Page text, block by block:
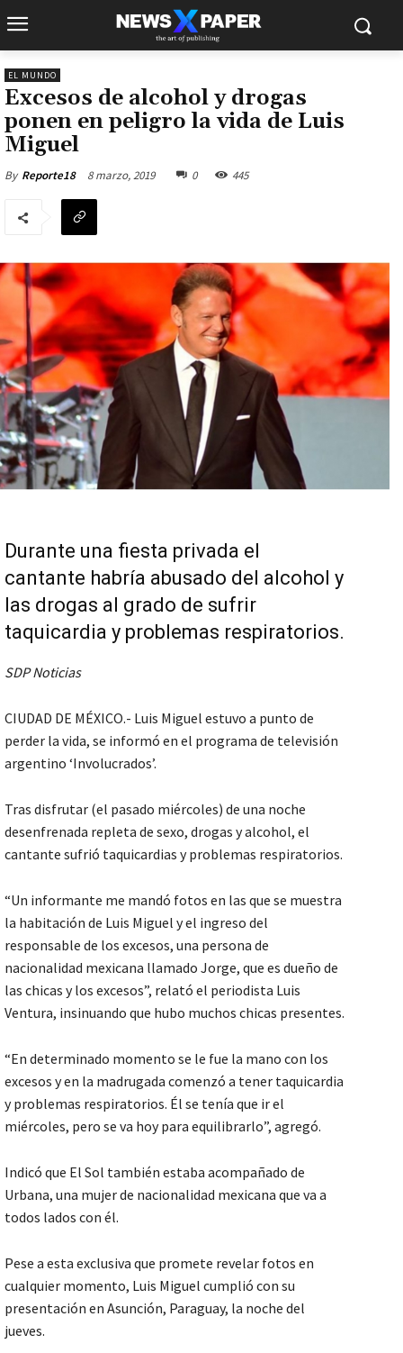
EL MUNDO
Excesos de alcohol y drogas
ponen en peligro la vida de Luis
Miguel
By Reporte18 8 marzo, 2019 0 445
Durante una fiesta privada el
cantante habría abusado del alcohol y
las drogas al grado de sufrir
taquicardia y problemas respiratorios.
SDP Noticias
CIUDAD DE MÉXICO.- Luis Miguel estuvo a punto de
perder la vida, se informó en el programa de televisión
argentino ‘Involucrados’.
Tras disfrutar (el pasado miércoles) de una noche
desenfrenada repleta de sexo, drogas y alcohol, el
cantante sufrió taquicardias y problemas respiratorios.
“Un informante me mandó fotos en las que se muestra
la habitación de Luis Miguel y el ingreso del
responsable de los excesos, una persona de
nacionalidad mexicana llamado Jorge, que es dueño de
las chicas y los excesos”, relató el periodista Luis
Ventura, insinuando que hubo muchos chicas presentes.
“En determinado momento se le fue la mano con los
excesos y en la madrugada comenzó a tener taquicardia
y problemas respiratorios. Él se tenía que ir el
miércoles, pero se va hoy para equilibrarlo”, agregó.
Indicó que El Sol también estaba acompañado de
Urbana, una mujer de nacionalidad mexicana que va a
todos lados con él.
Pese a esta exclusiva que promete revelar fotos en
cualquier momento, Luis Miguel cumplió con su
presentación en Asunción, Paraguay, la noche del
jueves.